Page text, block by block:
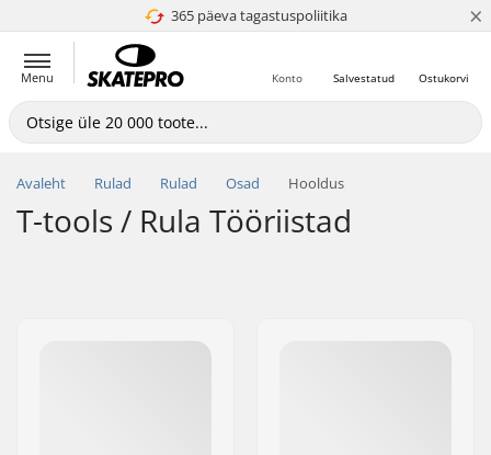
365 päeva tagastuspoliitika
4.8 paljaks 5 ×
Menu Ostukorvi
Salvestatud
Konto
Avaleht Rulad Rulad Osad Hooldus
T-tools / Rula Tööriistad